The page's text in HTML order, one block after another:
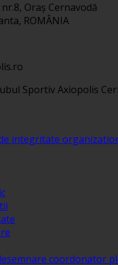
Oraș Cernavodă
ROMÂNIA
Sportiv Axiopolis
integritate
coordonator